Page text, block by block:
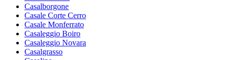
Casalborgone
Casale Corte Cerro
Casale Monferrato
Casaleggio Boiro
Casaleggio Novara
Casalgrasso